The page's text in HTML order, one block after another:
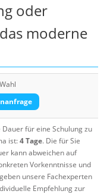
oder
moderne
Dauer für eine Schulung zu
ist:4 Tage. Die für Sie
kann abweichen auf
Vorkenntnisse und
unsere Fachexperten
Empfehlung zur